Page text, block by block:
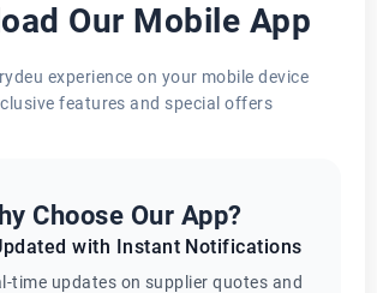
Our Mobile App
experience on your mobile device
features and special offers
Choose Our App?
with Instant Notifications
time updates on supplier quotes and